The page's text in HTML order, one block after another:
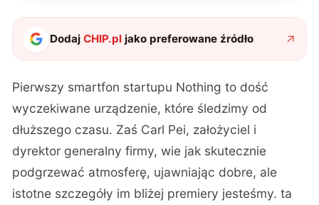
DodajCHIP.pl jako preferowane źródło
Pierwszy smartfon startupu Nothing to dość
wyczekiwane urządzenie, które śledzimy od
dłuższego czasu. Zaś Carl Pei, założyciel i
dyrektor generalny firmy, wie jak skutecznie
podgrzewać atmosferę, ujawniając dobre, ale
istotne szczegóły im bliżej premiery jesteśmy. ta